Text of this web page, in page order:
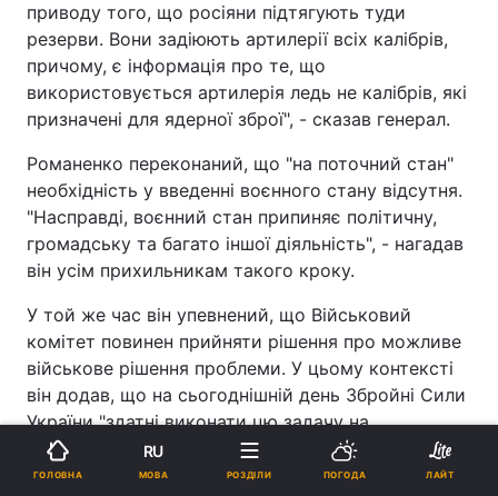
приводу того, що росіяни підтягують туди
резерви. Вони задіюють артилерії всіх калібрів,
причому, є інформація про те, що
використовується артилерія ледь не калібрів, які
призначені для ядерної зброї", - сказав генерал.
Романенко переконаний, що "на поточний стан"
необхідність у введенні воєнного стану відсутня.
"Насправді, воєнний стан припиняє політичну,
громадську та багато іншої діяльність", - нагадав
він усім прихильникам такого кроку.
У той же час він упевнений, що Військовий
комітет повинен прийняти рішення про можливе
військове рішення проблеми. У цьому контексті
він додав, що на сьогоднішній день Збройні Сили
України "здатні виконати цю задачу на
тактичному рівні, на рівні Дебальцевого". "Але це
не означає, що потрібно допускати, щоб війна
ГОЛОВНА
RU
МОВА РОЗДІЛИ ПОГОДА ЛАЙТ